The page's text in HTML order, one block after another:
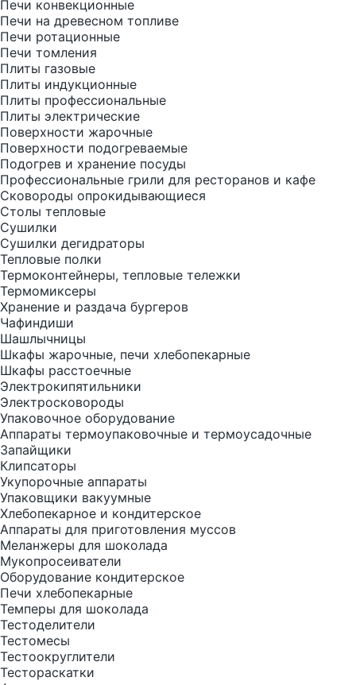
Печи конвекционные
Печи на древесном топливе
Печи ротационные
Печи томления
Плиты газовые
Плиты индукционные
Плиты профессиональные
Плиты электрические
Поверхности жарочные
Поверхности подогреваемые
Подогрев и хранение посуды
Профессиональные грили для ресторанов и кафе
Сковороды опрокидывающиеся
Столы тепловые
Сушилки
Сушилки дегидраторы
Тепловые полки
Термоконтейнеры, тепловые тележки
Термомиксеры
Хранение и раздача бургеров
Чафиндиши
Шашлычницы
Шкафы жарочные, печи хлебопекарные
Шкафы расстоечные
Электрокипятильники
Электросковороды
Упаковочное оборудование
Аппараты термоупаковочные и термоусадочные
Запайщики
Клипсаторы
Укупорочные аппараты
Упаковщики вакуумные
Хлебопекарное и кондитерское
Аппараты для приготовления муссов
Меланжеры для шоколада
Мукопросеиватели
Оборудование кондитерское
Печи хлебопекарные
Темперы для шоколада
Тестоделители
Тестомесы
Тестоокруглители
Тестораскатки